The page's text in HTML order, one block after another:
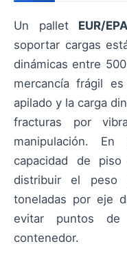
Un pallet EUR/
soportar cargas
dinámicas entre
mercancía frágil
apilado y la carga
fracturas por
manipulación. En
capacidad de
distribuir el peso
toneladas por eje
evitar puntos
contenedor.